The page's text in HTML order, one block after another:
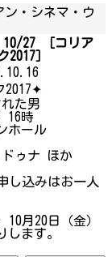
・シネマ・ウ
27 ［コリア
2017］
2017✦
た男
16時
ホール
ゥナ ほか
し込みはお一人
月20日（金）
します。